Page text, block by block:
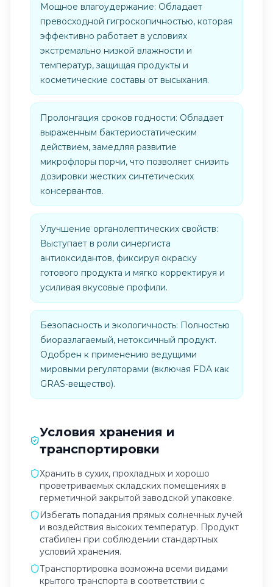
Мощное влагоудержание: Обладает
превосходной гигроскопичностью, которая
эффективно работает в условиях
экстремально низкой влажности и
температур, защищая продукты и
косметические составы от высыхания.
Пролонгация сроков годности: Обладает
выраженным бактериостатическим
действием, замедляя развитие
микрофлоры порчи, что позволяет снизить
дозировки жестких синтетических
консервантов.
Улучшение органолептических свойств:
Выступает в роли синергиста
антиоксидантов, фиксируя окраску
готового продукта и мягко корректируя и
усиливая вкусовые профили.
Безопасность и экологичность: Полностью
биоразлагаемый, нетоксичный продукт.
Одобрен к применению ведущими
мировыми регуляторами (включая FDA как
GRAS-вещество).
Условия хранения и
транспортировки
Хранить в сухих, прохладных и хорошо
проветриваемых складских помещениях в
герметичной закрытой заводской упаковке.
Избегать попадания прямых солнечных лучей
и воздействия высоких температур. Продукт
стабилен при соблюдении стандартных
условий хранения.
Транспортировка возможна всеми видами
крытого транспорта в соответствии с